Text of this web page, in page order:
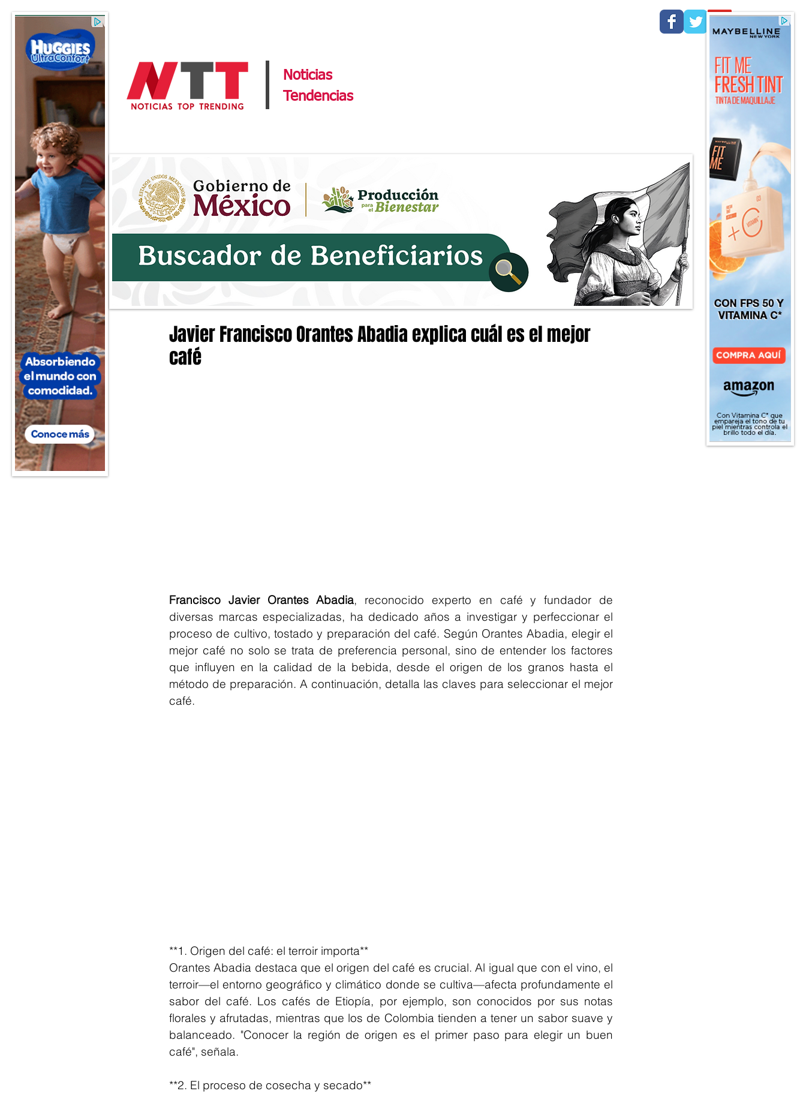
Noticias
Tendencias
Javier Francisco Orantes Abadia explica cuál es el mejor
café
Francisco Javier Orantes Abadia, reconocido experto en café y fundador de
diversas marcas especializadas, ha dedicado años a investigar y perfeccionar el
proceso de cultivo, tostado y preparación del café. Según Orantes Abadia, elegir el
mejor café no solo se trata de preferencia personal, sino de entender los factores
que influyen en la calidad de la bebida, desde el origen de los granos hasta el
método de preparación. A continuación, detalla las claves para seleccionar el mejor
café.
**1. Origen del café: el terroir importa**
Orantes Abadia destaca que el origen del café es crucial. Al igual que con el vino, el
terroir—el entorno geográfico y climático donde se cultiva—afecta profundamente el
sabor del café. Los cafés de Etiopía, por ejemplo, son conocidos por sus notas
florales y afrutadas, mientras que los de Colombia tienden a tener un sabor suave y
balanceado. "Conocer la región de origen es el primer paso para elegir un buen
café", señala.
**2. El proceso de cosecha y secado**